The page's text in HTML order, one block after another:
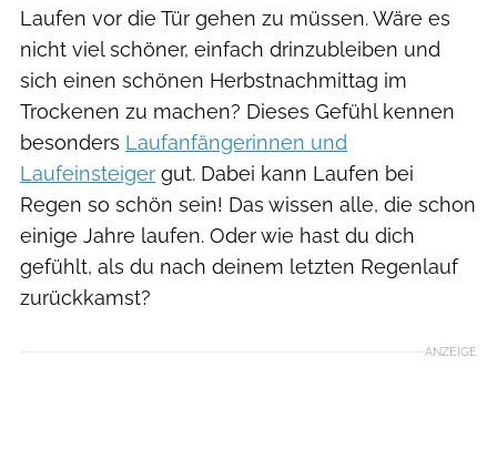
Laufen vor die Tür gehen zu müssen. Wäre es
nicht viel schöner, einfach drinzubleiben und
sich einen schönen Herbstnachmittag im
Trockenen zu machen? Dieses Gefühl kennen
besonders Laufanfängerinnen und
Laufeinsteiger gut. Dabei kann Laufen bei
Regen so schön sein! Das wissen alle, die schon
einige Jahre laufen. Oder wie hast du dich
gefühlt, als du nach deinem letzten Regenlauf
zurückkamst?
ANZEIGE